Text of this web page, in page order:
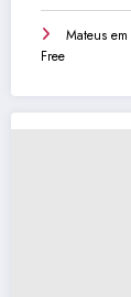
Mateus em
Free